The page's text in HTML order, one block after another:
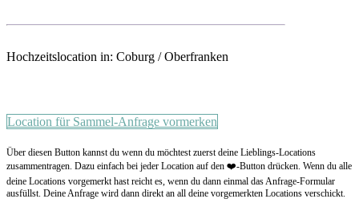
Hochzeitslocation in: Coburg / Oberfranken
Location für Sammel-Anfrage vormerken
Über diesen Button kannst du wenn du möchtest zuerst deine Lieblings-Locations
zusammentragen. Dazu einfach bei jeder Location auf den ❤️-Button drücken. Wenn du alle
deine Locations vorgemerkt hast reicht es, wenn du dann einmal das Anfrage-Formular
ausfüllst. Deine Anfrage wird dann direkt an all deine vorgemerkten Locations verschickt.